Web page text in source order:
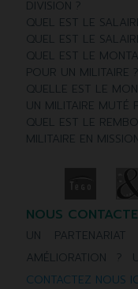
DIVISION ?
QUEL EST LE
QUEL EST LE
QUEL EST LE
POUR UN MILITAIRE ?
QUELLE EST LE
UN MILITAIRE MUTÉ
QUEL EST LE
MILITAIRE EN
NOUS
UN
AMÉLIORATION ?
CONTACTEZ NOUS